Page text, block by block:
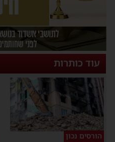
עוד כותרות
הורסים נכון